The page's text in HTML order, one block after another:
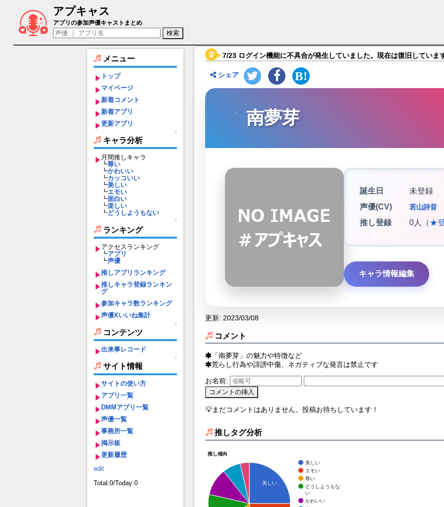
アプキャス
南夢芽（声優：若山詩音)【アズールレーン】キャラ紹介
アプリの参加声優キャストまとめ
メニュー
トップ
マイページ
新着コメント
新着アプリ
更新アプリ
↑
キャラ分析
月間推しキャラ
┗尊い
┗かわいい
┗カッコいい
┗美しい
┗エモい
┗面白い
┗楽しい
┗どうしようもない
↑
ランキング
アクセスランキング
┗アプリ
┗声優
推しアプリランキング
推しキャラ登録ランキン
グ
参加キャラ数ランキング
声優Xいいね集計
↑
コンテンツ
出来事レコード
↑
サイト情報
サイトの使い方
アプリ一覧
DMMアプリ一覧
声優一覧
事務所一覧
掲示板
更新履歴
edit
Total:0/Today:0
7/23 ログイン機能に不具合が発生していました。現在は復旧していま
シェア
南夢芽
誕生日
未登録
声優(CV)
若山詩音
推し登録 0人（★
キャラ情報編集
更新: 2023/03/08
コメント
「南夢芽」の魅力や特徴など
荒らし行為や誹謗中傷、ネガティブな発言は禁止です
お名前:
💡まだコメントはありません。投稿お待ちしています！
推しタグ分析
推し傾向
美しい
エモい
尊い
どうしようもな
い
かわいい
美しい